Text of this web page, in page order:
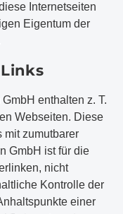
Internetseiten
Eigentum der
enthalten z. T.
Webseiten. Diese
mit zumutbarer
GmbH ist für die
nicht
Kontrolle der
einer